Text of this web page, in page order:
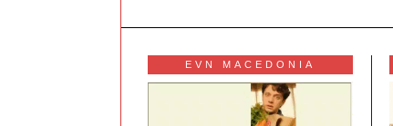
EVN MACEDONIA